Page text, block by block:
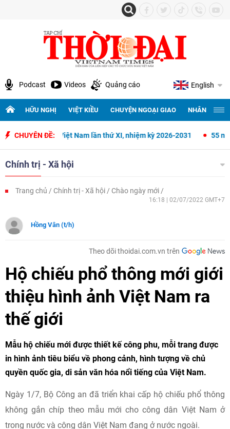
Podcast Videos Quảng cáo English
HỮU NGHỊ VIỆT KIỀU CHUYỆN NGOẠI GIAO NHÂN
CHUYÊN ĐỀ:
quốc Việt Nam lần thứ XI, nhiệm kỳ 2026-2031 55 năm thiết
Chính trị - Xã hội
Trang chủ Chính trị - Xã hội Chào ngày mới
16:18 | 02/07/2022 GMT+7
Hồng Vân (t/h)
Theo dõi thoidai.com.vn trên
Hộ chiếu phổ thông mới giới
thiệu hình ảnh Việt Nam ra
thế giới
Mẫu hộ chiếu mới được thiết kế công phu, mỗi trang được
in hình ảnh tiêu biểu về phong cảnh, hình tượng về chủ
quyền quốc gia, di sản văn hóa nổi tiếng của Việt Nam.
Ngày 1/7, Bộ Công an đã triển khai cấp hộ chiếu phổ thông
không gắn chíp theo mẫu mới cho công dân Việt Nam ở
trong nước và công dân Việt Nam đang ở nước ngoài.